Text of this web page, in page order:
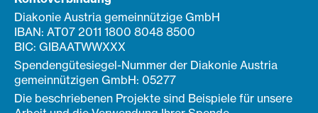
Diakonie Austria gemeinnützige GmbH
IBAN: AT07 2011 1800 8048 8500
BIC: GIBAATWWXXX
Spendengütesiegel-Nummer der Diakonie Austria
gemeinnützigen GmbH: 05277
Die beschriebenen Projekte sind Beispiele für unsere